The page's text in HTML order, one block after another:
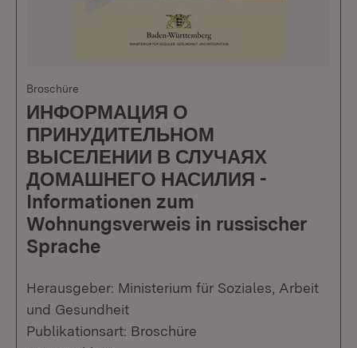
Broschüre
ИНФОРМАЦИЯ О
ПРИНУДИТЕЛЬНОМ
ВЫСЕЛЕНИИ В СЛУЧАЯХ
ДОМАШНЕГО НАСИЛИЯ -
Informationen zum
Wohnungsverweis in russischer
Sprache
Herausgeber: Ministerium für Soziales, Arbeit
und Gesundheit
Publikationsart: Broschüre